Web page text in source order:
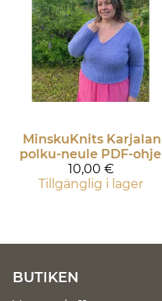
MinskuKnits Karjalan
polku-neule PDF-ohje
10,00 €
Tillgänglig i lager
BUTIKEN